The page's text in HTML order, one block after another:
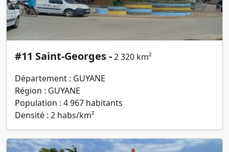
#11 Saint-Georges -2 320 km²
Département : GUYANE
Région : GUYANE
Population : 4 967 habitants
Densité : 2 habs/km²